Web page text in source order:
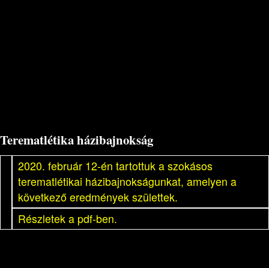
Terematlétika házibajnokság
2020. február 12-én tartottuk a szokásos
terematlétikai házibajnokságunkat, amelyen a
következő eredmények születtek.
Részletek a pdf-ben.